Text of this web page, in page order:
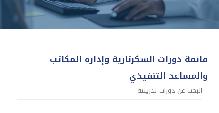
قائمة دورات السكرتارية وإدارة المكاتب
والمساعد التنفيذي